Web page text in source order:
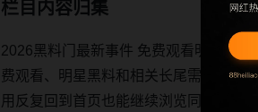
栏目内容归集
2026黑料门最新事件 免费观看明星黑
费观看、明星黑料和相关长尾需求展开
用反复回到首页也能继续浏览同类内容